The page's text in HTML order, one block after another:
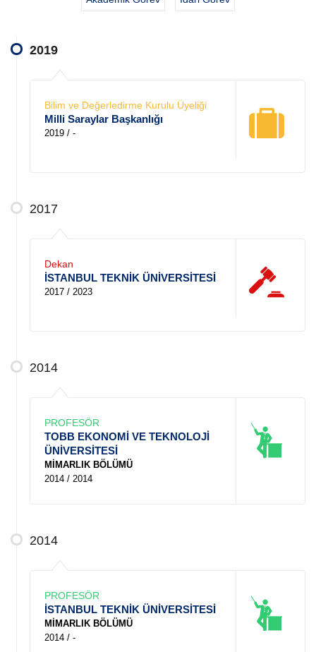
2019
Bilim ve Değerledirme Kurulu Üyeliği
Milli Saraylar Başkanlığı
2019 / -
2017
Dekan
İSTANBUL TEKNİK ÜNİVERSİTESİ
2017 / 2023
2014
PROFESÖR
TOBB EKONOMİ VE TEKNOLOJİ
ÜNİVERSİTESİ
MİMARLIK BÖLÜMÜ
2014 / 2014
2014
PROFESÖR
İSTANBUL TEKNİK ÜNİVERSİTESİ
MİMARLIK BÖLÜMÜ
2014 / -